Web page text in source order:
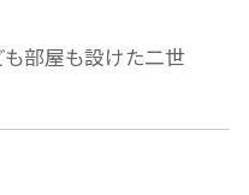
も部屋も設けた二世